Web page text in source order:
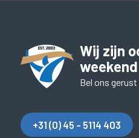
Wij zijn
Bel ons
+31 (0) 45 - 5114 403